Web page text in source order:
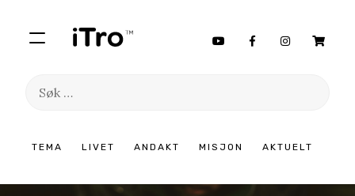
TEMA LIVET ANDAKT MISJON AKTUELT
Søk
innhold